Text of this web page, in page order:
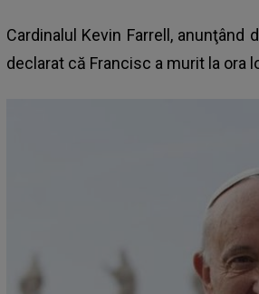
Cardinalul Kevin Farrell,
declarat că Francisc a murit la ora